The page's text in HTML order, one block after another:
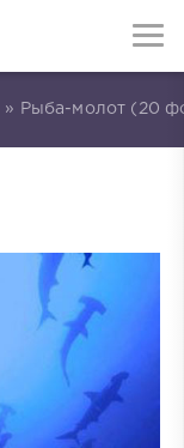
» Рыба-молот (20